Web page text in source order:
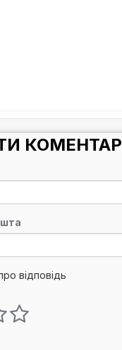
КОМЕНТАР
відповідь